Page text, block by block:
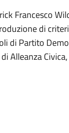
Francesco
di
di Partito
Alleanza